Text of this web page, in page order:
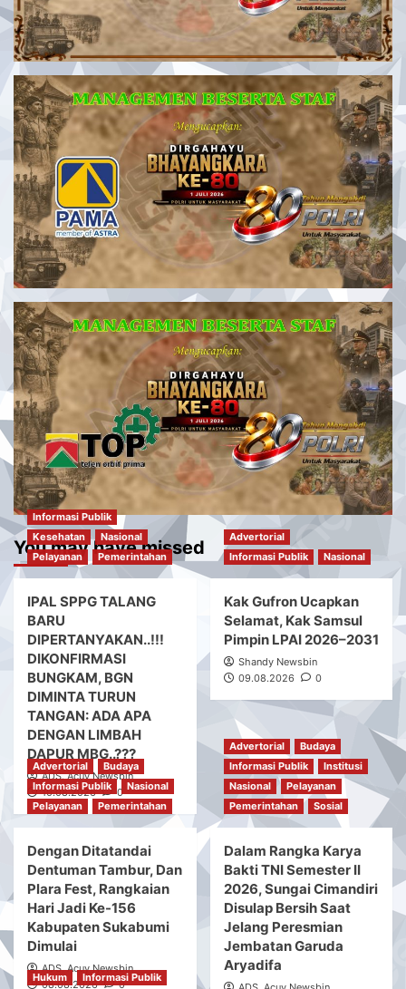
You may have missed
Informasi Publik
Kesehatan
Nasional
Pelayanan
Pemerintahan
IPAL SPPG TALANG
BARU
DIPERTANYAKAN..!!!
DIKONFIRMASI
BUNGKAM, BGN
DIMINTA TURUN
TANGAN: ADA APA
DENGAN LIMBAH
DAPUR MBG..???
ADS. Acuy Newsbin
10.08.2026
0
Advertorial
Informasi Publik
Nasional
Kak Gufron Ucapkan
Selamat, Kak Samsul
Pimpin LPAI 2026–2031
Shandy Newsbin
09.08.2026
0
Advertorial
Budaya
Informasi Publik
Nasional
Pelayanan
Pemerintahan
Dengan Ditatandai
Dentuman Tambur, Dan
Plara Fest, Rangkaian
Hari Jadi Ke-156
Kabupaten Sukabumi
Dimulai
ADS. Acuy Newsbin
08.08.2026
0
Advertorial
Budaya
Informasi Publik
Institusi
Nasional
Pelayanan
Pemerintahan
Sosial
Dalam Rangka Karya
Bakti TNI Semester II
2026, Sungai Cimandiri
Disulap Bersih Saat
Jelang Peresmian
Jembatan Garuda
Aryadifa
Hukum Informasi Publik